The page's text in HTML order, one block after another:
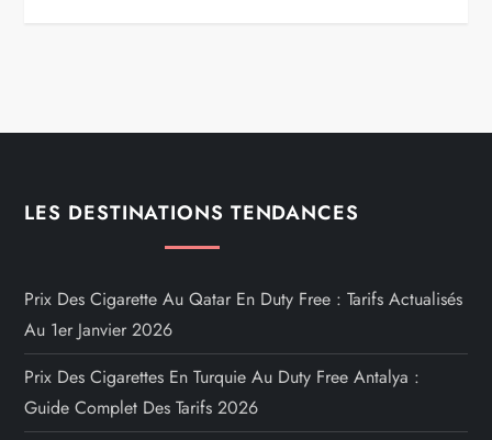
LES DESTINATIONS TENDANCES
Prix Des Cigarette Au Qatar En Duty Free : Tarifs Actualisés
Au 1er Janvier 2026
Prix Des Cigarettes En Turquie Au Duty Free Antalya :
Guide Complet Des Tarifs 2026